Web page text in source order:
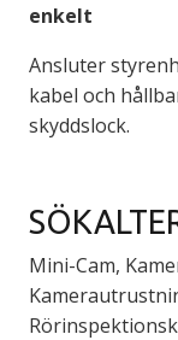
enkelt
Ansluter
kabel och
skyddslock.
Mini-Cam,